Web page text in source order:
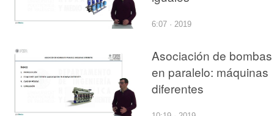
6:07 · 2019
Asociación de bombas
en paralelo: máquinas
diferentes